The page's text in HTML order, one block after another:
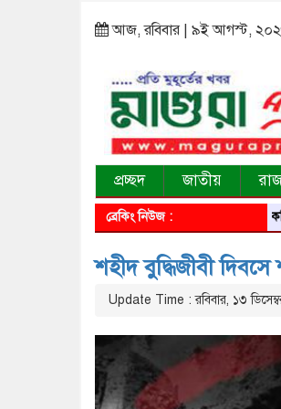
আজ, রবিবার | ৯ই আগস্ট, ২০২৬
প্রচ্ছদ জাতীয়
ব্রেকিং নিউজ : বিশ্বকবি রবীন্দ্রনাথ
শহীদ বুদ্ধিজীবী দিবসে
Update Time : রবিবার, ১৩